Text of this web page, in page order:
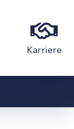
Karriere